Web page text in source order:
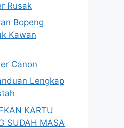
Rusak
Bopeng
Kawan
Canon
Lengkap
KARTU
SUDAH MASA